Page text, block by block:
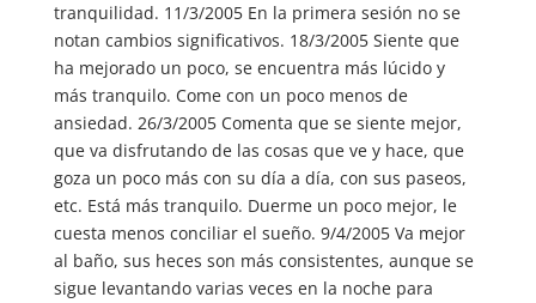
tranquilidad. 11/3/2005 En la primera sesión no se
notan cambios significativos. 18/3/2005 Siente que
ha mejorado un poco, se encuentra más lúcido y
más tranquilo. Come con un poco menos de
ansiedad. 26/3/2005 Comenta que se siente mejor,
que va disfrutando de las cosas que ve y hace, que
goza un poco más con su día a día, con sus paseos,
etc. Está más tranquilo. Duerme un poco mejor, le
cuesta menos conciliar el sueño. 9/4/2005 Va mejor
al baño, sus heces son más consistentes, aunque se
sigue levantando varias veces en la noche para